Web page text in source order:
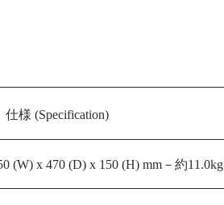
仕様 (Specification)
(W) x 470 (D) x 150 (H) mm－約11.0kg